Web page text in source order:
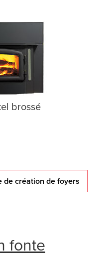
brossé
création de foyers
fonte